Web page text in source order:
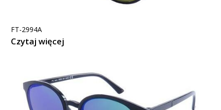
FT-2994A
Czytaj więcej